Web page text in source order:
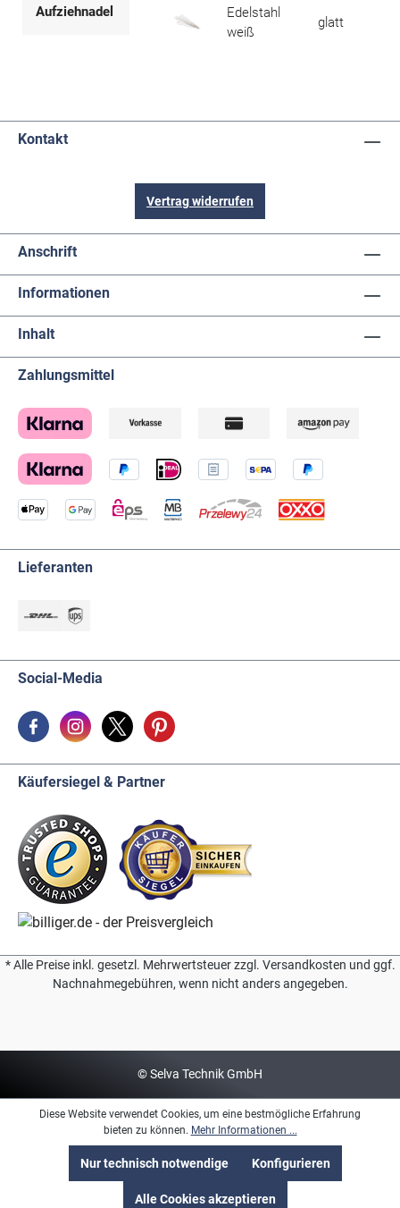
Aufziehnadel
Edelstahl
weiß
glatt
Kontakt
Vertrag widerrufen
Anschrift
Informationen
Inhalt
Zahlungsmittel
Lieferanten
Social-Media
Käufersiegel & Partner
* Alle Preise inkl. gesetzl. Mehrwertsteuer zzgl. Versandkosten und ggf.
Nachnahmegebühren, wenn nicht anders angegeben.
© Selva Technik GmbH
Diese Website verwendet Cookies, um eine bestmögliche Erfahrung
bieten zu können. Mehr Informationen ...
Nur technisch notwendige Konfigurieren
Alle Cookies akzeptieren